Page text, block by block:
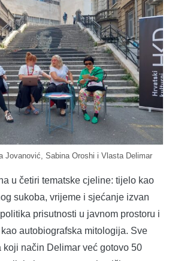
Jovanović, Sabina Oroshi i Vlasta Delimar
u četiri tematske cjeline: tijelo kao
sukoba, vrijeme i sjećanje izvan
prisutnosti u javnom prostoru i
autobiografska mitologija. Sve
način Delimar već gotovo 50